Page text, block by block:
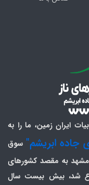
ایران زمین، ما را به
جاده ابریشم" سوق
مشهد به مقصد کشورهای
شد، بیش بیست سال